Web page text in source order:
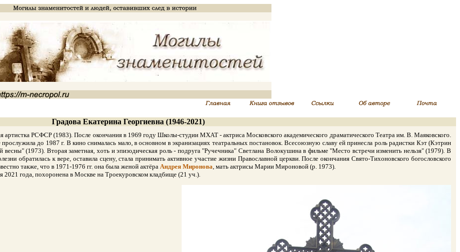
Градова Екатерина Георгиевна (1946-2021)
артистка РСФСР (1983). После окончания в 1969 году Школы-студии МХАТ - актриса Московского академического драматического Театра им. В. Маяковского.
до 1987 г. В кино снималась мало, в основном в экранизациях театральных постановок. Всесоюзную славу ей принесла роль радистки Кэт (Кэтрин
(1973). Вторая заметная, хоть и эпизодическая роль - подруга "Ручечника" Светлана Волокушина в фильме "Место встречи изменить нельзя" (1979). В
обратилась к вере, оставила сцену, стала принимать активное участие жизни Православной церкви. После окончания Свято-Тихоновского богословского
также, что в 1971-1976 гг. она была женой актёра Андрея Миронова, мать актрисы Марии Мироновой (р. 1973).
года, похоронена в Москве на Троекуровском кладбище (21 уч.).